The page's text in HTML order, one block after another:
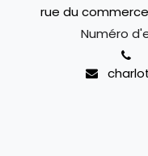
rue du
Numéro